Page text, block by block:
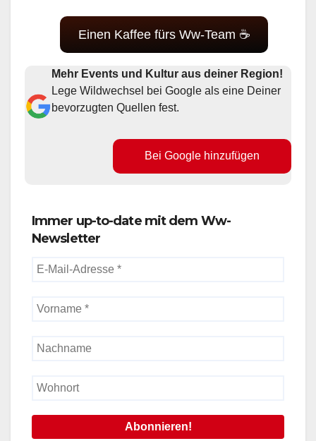
Einen Kaffee fürs Ww-Team ☕
Mehr Events und Kultur aus deiner Region!
Lege Wildwechsel bei Google als eine Deiner
bevorzugten Quellen fest.
Bei Google hinzufügen
Immer up-to-date mit dem Ww-
Newsletter